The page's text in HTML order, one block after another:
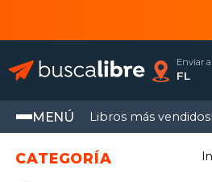
Enviar a
FL
MENÚ Libros más vendidos
CATEGORÍA